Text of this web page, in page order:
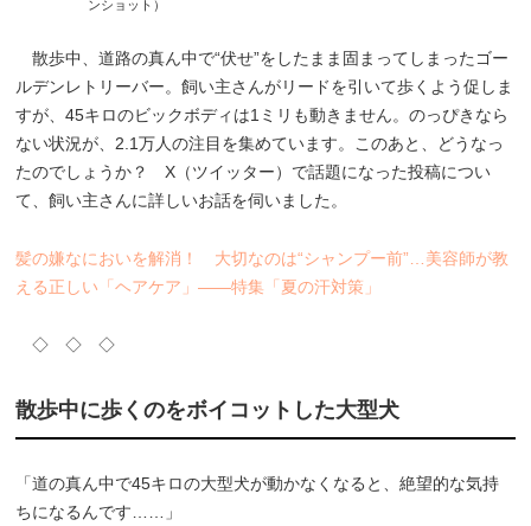
ンショット）
散歩中、道路の真ん中で“伏せ”をしたまま固まってしまったゴー
ルデンレトリーバー。飼い主さんがリードを引いて歩くよう促しま
すが、45キロのビックボディは1ミリも動きません。のっぴきなら
ない状況が、2.1万人の注目を集めています。このあと、どうなっ
たのでしょうか？ X（ツイッター）で話題になった投稿につい
て、飼い主さんに詳しいお話を伺いました。
髪の嫌なにおいを解消！ 大切なのは“シャンプー前”…美容師が教
える正しい「ヘアケア」――特集「夏の汗対策」
◇ ◇ ◇
散歩中に歩くのをボイコットした大型犬
「道の真ん中で45キロの大型犬が動かなくなると、絶望的な気持
ちになるんです……」